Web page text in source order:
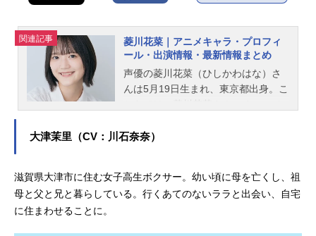
関連記事
菱川花菜｜アニメキャラ・プロフィ
ール・出演情報・最新情報まとめ
声優の菱川花菜（ひしかわはな）さ
んは5月19日生まれ、東京都出身。こ
大津茉里（CV：川石奈奈）
滋賀県大津市に住む女子高生ボクサー。幼い頃に母を亡くし、祖
母と父と兄と暮らしている。行くあてのないララと出会い、自宅
に住まわせることに。